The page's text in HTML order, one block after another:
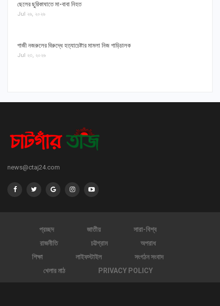
ছেলের ছুরিকাঘাতে মা-বাবা নিহত
Jul ২৬, ২০২৬
গাজী নজরুলের বিরুদ্ধে হত্যাচেষ্টার মামলা নিজ গাড়িচালক
Jul ২৩, ২০২৬
news@ctaj24.com
প্রচ্ছদ জাতীয়
সারা-বিশ্ব
রাজনীতি
চট্টগ্রাম
অপরাধ
শিক্ষা
লাইফস্টাইল
সংগঠন সংবাদ
খেলার মাঠ
PRIVACY POLICY